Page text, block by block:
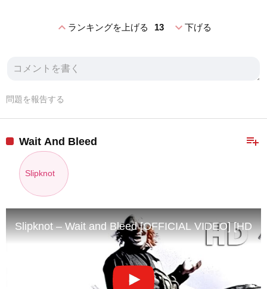
expand_lessランキングを上げる 13 expand_more下げる
問題を報告する
playlist_add
Wait And Bleed
Slipknot
Slipknot – Wait and Bleed [OFFICIAL VIDEO] [HD]